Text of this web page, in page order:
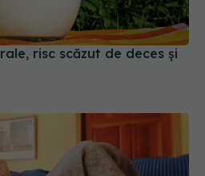
risc scăzut de deces și